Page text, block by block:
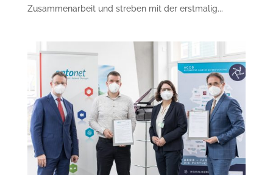
Zusammenarbeit und streben mit der erstmalig...